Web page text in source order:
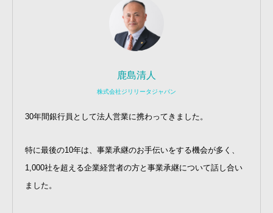
鹿島清人
株式会社ジリリータジャパン
30年間銀行員として法人営業に携わってきました。
特に最後の10年は、事業承継のお手伝いをする機会が多く、
1,000社を超える企業経営者の方と事業承継について話し合い
ました。